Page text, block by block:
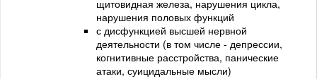
щитовидная железа, нарушения цикла,
нарушения половых функций
с дисфункцией высшей нервной
деятельности (в том числе - депрессии,
когнитивные расстройства, панические
атаки, суицидальные мысли)